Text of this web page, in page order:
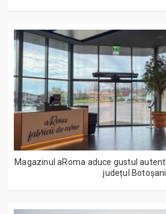
Magazinul aRoma aduce gustul
județul Botoșani